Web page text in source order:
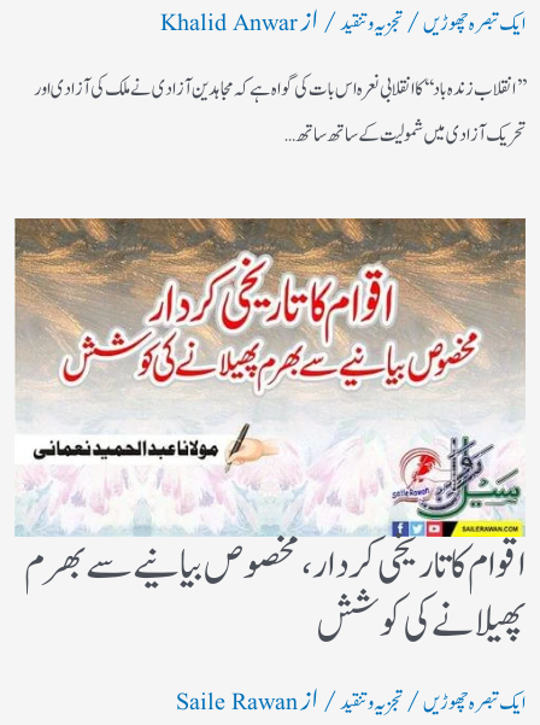
ایک تبصرہ چھوڑیں/تجزیہ و تنقید/ ازKhalid Anwar
’’انقلاب زندہ باد‘‘کا انقلابی نعرہ اس بات کی گواہ ہے کہ مجاہدین آزادی نے ملک کی آزادی اور
تحریک آزادی میں شمولیت کے ساتھ ساتھ…
اقوام کا تاریخی کردار،مخصوص بیانیے سے بھرم
پھیلانے کی کوشش
ایک تبصرہ چھوڑیں/تجزیہ و تنقید/ ازSaile Rawan